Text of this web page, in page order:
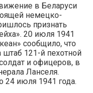
в Беларуси
немецко-
признать
20 июля 1941
сообщило, что
штаб 121-й пехотной
и офицеров, в
Ланселя.
июля 1941 года.